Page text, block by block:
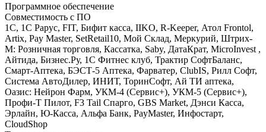
Программное обеспечение
Совместимость с ПО
1С, 1С Рарус, FIT, Бифит касса, IIKO, R-Keeper, Атол Frontol,
Artix, Pay Master, SetRetail10, Мой Склад, Меркурий, Штрих-
М: Розничная торговля, Кассатка, Saby, ДатаКрат, MicroInvest ,
Айтида, Бизнес.Ру, 1С Фитнес клуб, Трактир СофтБаланс,
Смарт-Аптека, БЭСТ-5 Аптека, Фарватер, ClubIS, Рилл Софт,
Система АвтоДилер, ИНИТ, ТоринСофт, Ай ТИ аптека,
Оазис: Нейрон Фарм, УКМ-4 (Сервис+), УКМ-5 (Сервис+),
Профи-Т Пилот, F3 Tail Спарго, GBS Market, Дэнси Касса,
Эрлайн, Ю-Касса, Альфа Банк, PayMaster, Инфостарт,
CloudShop